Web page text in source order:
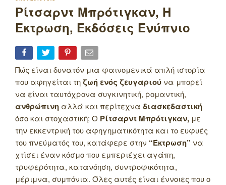
ΣΤΙΣ
Ρίτσαρντ Μπρότιγκαν, Η
Έκτρωση, Εκδόσεις Ενύπνιο
Πώς είναι δυνατόν μια φαινομενικά απλή ιστορία
που αφηγείται τη ζωή ενός ζευγαριούνα μπορεί
να είναι ταυτόχρονα συγκινητική, ρομαντική,
ανθρώπινη αλλά και περίτεχνα διασκεδαστική
όσο και στοχαστική; Ο Ρίτσαρντ Μπρότιγκαν, με
την εκκεντρική του αφηγηματικότητα και το ευφυές
του πνεύματός του, κατάφερε στην “Έκτρωση” να
χτίσει έναν κόσμο που εμπεριέχει αγάπη,
τρυφερότητα, κατανόηση, συντροφικότητα,
μέριμνα, συμπόνια. Όλες αυτές είναι έννοιες που ο